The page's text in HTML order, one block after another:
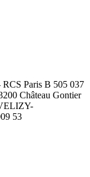
Paris B 505 037
Château Gontier
53